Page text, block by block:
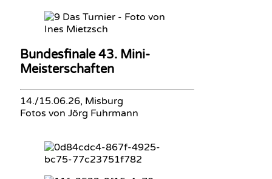
Bundesfinale 43. Mini-
Meisterschaften
14./15.06.26, Misburg
Fotos von Jörg Fuhrmann